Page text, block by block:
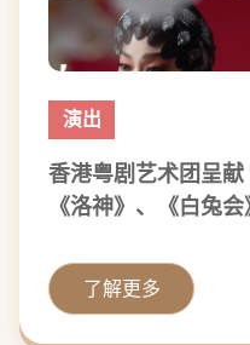
演出
香港粤剧艺术团呈献
《洛神》、《白兔
了解更多